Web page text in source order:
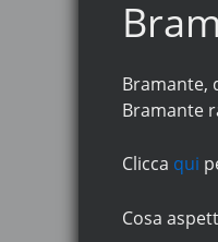
Bramante,
Bramante
Clicca qui
Cosa